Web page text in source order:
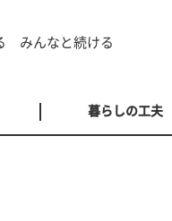
みんなと続ける
暮らしの工夫